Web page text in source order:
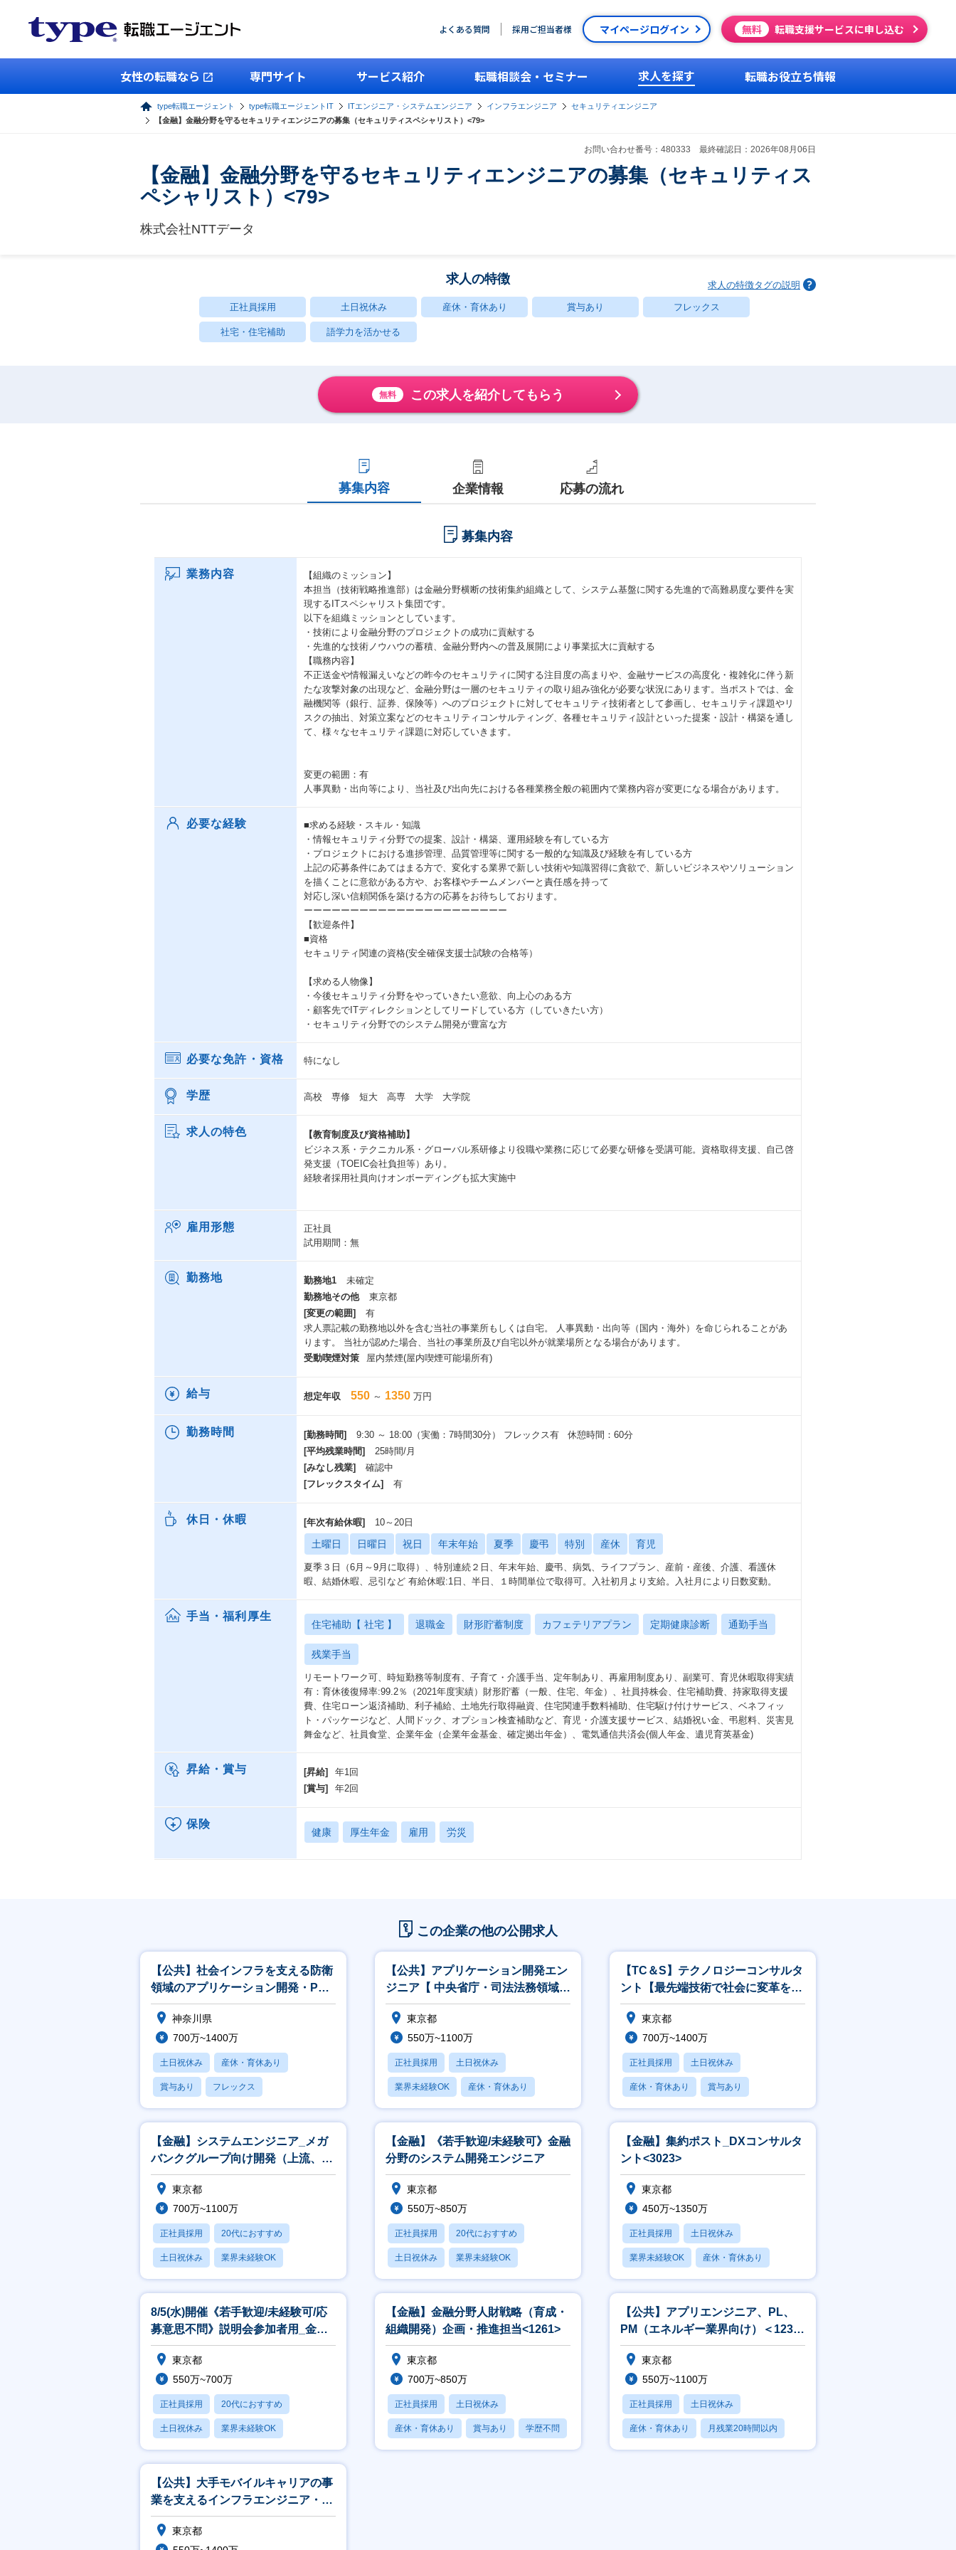
よくある質問 採用ご担当者様 マイページログイン 無料 転職支援サービスに申し込む
女性の転職なら 専門サイト サービス紹介 転職相談会・セミナー 求人を探す 転職お役立ち情報
type転職エージェント type転職エージェントIT ITエンジニア・システムエンジニア インフラエンジニア
セキュリティエンジニア
【金融】金融分野を守るセキュリティエンジニアの募集（セキュリティスペシャリスト）<79>
お問い合わせ番号：480333 最終確認日：2026年08月06日
【金融】金融分野を守るセキュリティエンジニアの募集（セキュリティス
ペシャリスト）<79>
株式会社NTTデータ
求人の特徴 求人の特徴タグの説明
正社員採用 土日祝休み 産休・育休あり 賞与あり フレックス
社宅・住宅補助 語学力を活かせる
無料 この求人を紹介してもらう
募集内容 企業情報 応募の流れ
募集内容
業務内容
【組織のミッション】
本担当（技術戦略推進部）は金融分野横断の技術集約組織として、システム基盤に関する先進的で高難易度な要件を実
現するITスペシャリスト集団です。
以下を組織ミッションとしています。
・技術により金融分野のプロジェクトの成功に貢献する
・先進的な技術ノウハウの蓄積、金融分野内への普及展開により事業拡大に貢献する
【職務内容】
不正送金や情報漏えいなどの昨今のセキュリティに関する注目度の高まりや、金融サービスの高度化・複雑化に伴う新
たな攻撃対象の出現など、金融分野は一層のセキュリティの取り組み強化が必要な状況にあります。当ポストでは、金
融機関等（銀行、証券、保険等）へのプロジェクトに対してセキュリティ技術者として参画し、セキュリティ課題やリ
スクの抽出、対策立案などのセキュリティコンサルティング、各種セキュリティ設計といった提案・設計・構築を通し
て、様々なセキュリティ課題に対応していきます。
変更の範囲：有
人事異動・出向等により、当社及び出向先における各種業務全般の範囲内で業務内容が変更になる場合があります。
必要な経験
■求める経験・スキル・知識
・情報セキュリティ分野での提案、設計・構築、運用経験を有している方
・プロジェクトにおける進捗管理、品質管理等に関する一般的な知識及び経験を有している方
上記の応募条件にあてはまる方で、変化する業界で新しい技術や知識習得に貪欲で、新しいビジネスやソリューション
を描くことに意欲がある方や、お客様やチームメンバーと責任感を持って
対応し深い信頼関係を築ける方の応募をお待ちしております。
ーーーーーーーーーーーーーーーーーーーーーー
【歓迎条件】
■資格
セキュリティ関連の資格(安全確保支援士試験の合格等）
【求める人物像】
・今後セキュリティ分野をやっていきたい意欲、向上心のある方
・顧客先でITディレクションとしてリードしている方（していきたい方）
・セキュリティ分野でのシステム開発が豊富な方
必要な免許・資格 特になし
学歴 高校 専修 短大 高専 大学 大学院
求人の特色
【教育制度及び資格補助】
ビジネス系・テクニカル系・グローバル系研修より役職や業務に応じて必要な研修を受講可能。資格取得支援、自己啓
発支援（TOEIC会社負担等）あり。
経験者採用社員向けオンボーディングも拡大実施中
雇用形態
正社員
試用期間：無
勤務地 勤務地1
未確定
勤務地その他
東京都
[変更の範囲]
有
求人票記載の勤務地以外を含む当社の事業所もしくは自宅。 人事異動・出向等（国内・海外）を命じられることがあ
ります。 当社が認めた場合、当社の事業所及び自宅以外が就業場所となる場合があります。
受動喫煙対策
屋内禁煙(屋内喫煙可能場所有)
給与 想定年収 550 ～ 1350 万円
勤務時間 [勤務時間]
9:30 ～ 18:00（実働：7時間30分） フレックス有 休憩時間：60分
[平均残業時間]
25時間/月
[みなし残業]
確認中
[フレックスタイム]
有
休日・休暇 [年次有給休暇] 10～20日
土曜日 日曜日 祝日 年末年始 夏季 慶弔 特別 産休 育児
夏季３日（6月～9月に取得）、特別連続２日、年末年始、慶弔、病気、ライフプラン、産前・産後、介護、看護休
暇、結婚休暇、忌引など 有給休暇:1日、半日、１時間単位で取得可。入社初月より支給。入社月により日数変動。
手当・福利厚生
住宅補助【 社宅 】 退職金 財形貯蓄制度 カフェテリアプラン 定期健康診断 通勤手当
残業手当
リモートワーク可、時短勤務等制度有、子育て・介護手当、定年制あり、再雇用制度あり、副業可、育児休暇取得実績
有：育休後復帰率:99.2％（2021年度実績）財形貯蓄（一般、住宅、年金）、社員持株会、住宅補助費、持家取得支援
費、住宅ローン返済補助、利子補給、土地先行取得融資、住宅関連手数料補助、住宅駆け付けサービス、ベネフィッ
ト・パッケージなど、人間ドック、オプション検査補助など、育児・介護支援サービス、結婚祝い金、弔慰料、災害見
舞金など、社員食堂、企業年金（企業年金基金、確定拠出年金）、電気通信共済会(個人年金、遺児育英基金)
昇給・賞与 [昇給]
年1回
[賞与]
年2回
保険
健康 厚生年金 雇用 労災
この企業の他の公開求人
【公共】社会インフラを支える防衛
領域のアプリケーション開発・PM
／PL候補<488>
神奈川県
700万~1400万
土日祝休み 産休・育休あり
賞与あり フレックス
社宅・住宅補助
【公共】アプリケーション開発エン
ジニア【 中央省庁・司法法務領域】
<564>
東京都
550万~1100万
正社員採用 土日祝休み
業界未経験OK 産休・育休あり
賞与あり
【TC＆S】テクノロジーコンサルタ
ント【最先端技術で社会に変革を起
こすITコンサル】<244>
東京都
700万~1400万
正社員採用 土日祝休み
産休・育休あり 賞与あり
フレックス
【金融】システムエンジニア_メガ
バンクグループ向け開発（上流、開
発リーダ）担当
東京都
700万~1100万
正社員採用 20代におすすめ
土日祝休み 業界未経験OK
産休・育休あり
【金融】《若手歓迎/未経験可》金融
分野のシステム開発エンジニア
東京都
550万~850万
正社員採用 20代におすすめ
土日祝休み 業界未経験OK
産休・育休あり
【金融】集約ポスト_DXコンサルタ
ント<3023>
東京都
450万~1350万
正社員採用 土日祝休み
業界未経験OK 産休・育休あり
賞与あり
8/5(水)開催《若手歓迎/未経験可/応
募意思不問》説明会参加者用_金融
分野のシステムエンジニア
東京都
550万~700万
正社員採用 20代におすすめ
土日祝休み 業界未経験OK
産休・育休あり
【金融】金融分野人財戦略（育成・
組織開発）企画・推進担当<1261>
東京都
700万~850万
正社員採用 土日祝休み
産休・育休あり 賞与あり 学歴不問
【公共】アプリエンジニア、PL、
PM（エネルギー業界向け）＜1238
＞
東京都
550万~1100万
正社員採用 土日祝休み
産休・育休あり 月残業20時間以内
賞与あり
【公共】大手モバイルキャリアの事
業を支えるインフラエンジニア・イ
ンフラアーキテクト<188>
東京都